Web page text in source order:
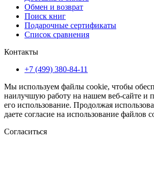
Обмен и возврат
Поиск книг
Подарочные сертификаты
Список сравнения
Контакты
+7 (499) 380-84-11
Мы используем файлы cookie, чтобы
наилучшую работу на нашем веб-сайте и
его использование. Продолжая
даете согласие на использование файлов
Согласиться